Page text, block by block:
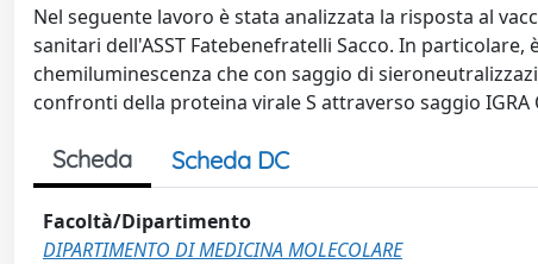
Nel seguente lavoro è stata analizzata la risposta al
sanitari dell'ASST Fatebenefratelli Sacco. In
chemiluminescenza che con saggio di
confronti della proteina virale S attraverso saggio IGRA
Scheda Scheda DC
Facoltà/Dipartimento
DIPARTIMENTO DI MEDICINA MOLECOLARE